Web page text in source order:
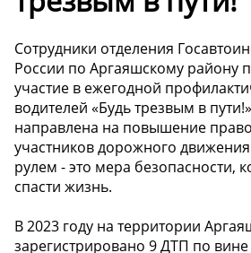
Сотрудники отделения
России по Аргаяшскому району
участие в ежегодной
водителей «Будь трезвым в
направлена на повышение
участников дорожного
рулем - это мера безопасности,
спасти жизнь.
В 2023 году на территории
зарегистрировано 9 ДТП по